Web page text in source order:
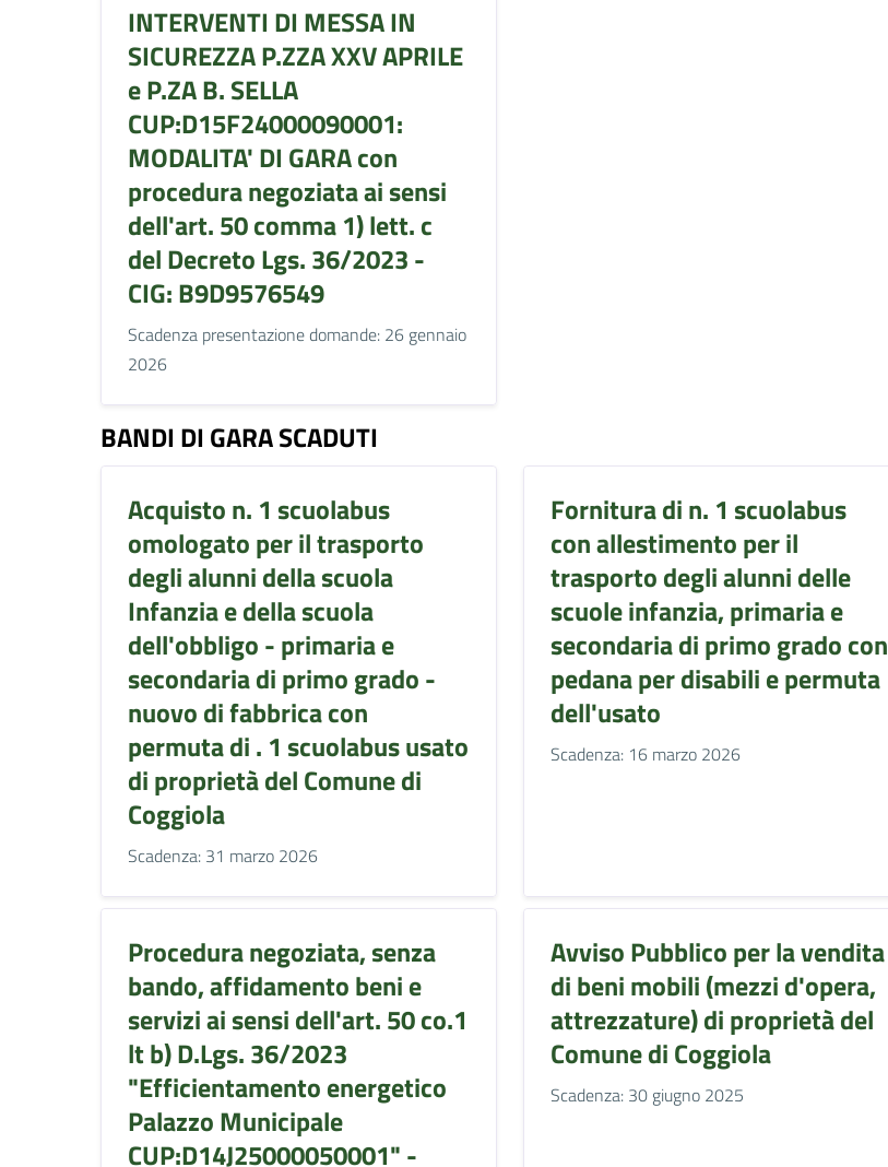
INTERVENTI DI MESSA IN
SICUREZZA P.ZZA XXV APRILE
e P.ZA B. SELLA
CUP:D15F24000090001:
MODALITA' DI GARA con
procedura negoziata ai sensi
dell'art. 50 comma 1) lett. c
del Decreto Lgs. 36/2023 -
CIG: B9D9576549
Scadenza presentazione domande: 26 gennaio
2026
BANDI DI GARA SCADUTI
Acquisto n. 1 scuolabus
omologato per il trasporto
degli alunni della scuola
Infanzia e della scuola
dell'obbligo - primaria e
secondaria di primo grado -
nuovo di fabbrica con
permuta di . 1 scuolabus usato
di proprietà del Comune di
Coggiola
Scadenza: 31 marzo 2026
Fornitura di n. 1 scuolabus
con allestimento per il
trasporto degli alunni delle
scuole infanzia, primaria e
secondaria di primo grado con
pedana per disabili e permuta
dell'usato
Scadenza: 16 marzo 2026
Procedura negoziata, senza
bando, affidamento beni e
servizi ai sensi dell'art. 50 co.1
lt b) D.Lgs. 36/2023
"Efficientamento energetico
Palazzo Municipale
CUP:D14J25000050001" -
Avviso Pubblico per la vendita
di beni mobili (mezzi d'opera,
attrezzature) di proprietà del
Comune di Coggiola
Scadenza: 30 giugno 2025